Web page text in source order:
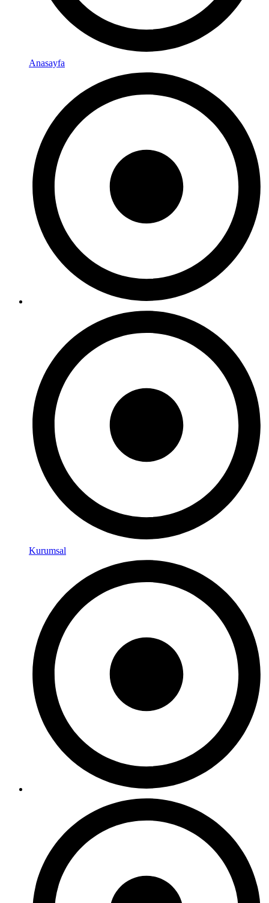
Anasayfa
Kurumsal